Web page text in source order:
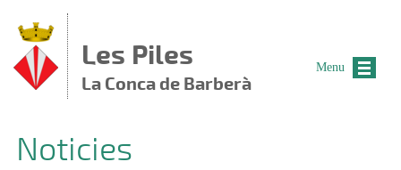
Les Piles
La Conca de Barberà
Noticies
Menu